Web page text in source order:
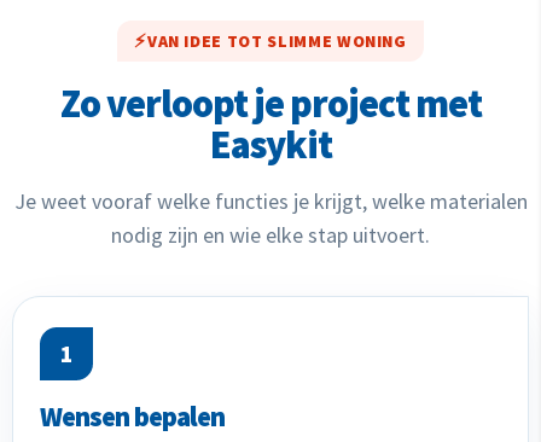
VAN IDEE TOT SLIMME WONING
Zo verloopt je project met
Easykit
Je weet vooraf welke functies je krijgt, welke materialen
nodig zijn en wie elke stap uitvoert.
1
Wensen bepalen